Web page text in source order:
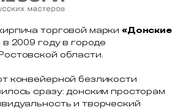
торговой марки «Донские
в 2009 году в городе
области.
конвейерной безликости
сразу: донским просторам
и творческий